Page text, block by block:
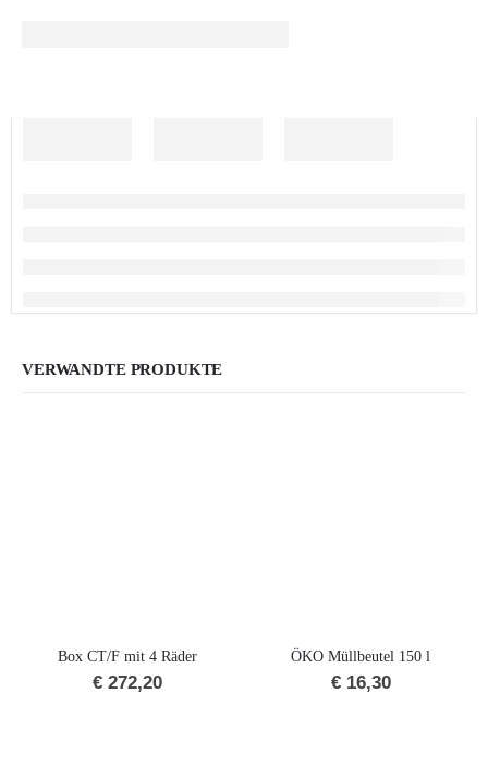
VERWANDTE PRODUKTE
Box CT/F mit 4 Räder
€ 272,20
ÖKO Müllbeutel 150 l
€16,30